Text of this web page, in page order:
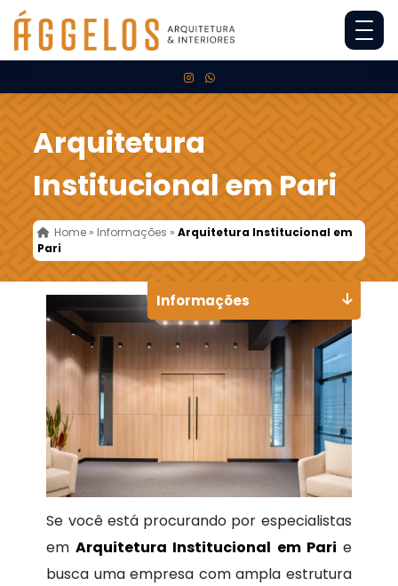
Arquitetura
Institucional em Pari
Home » Informações »Arquitetura Institucional em
Pari
Se você está procurando por especialistas
emArquitetura Institucional em Pari e
busca uma empresa com ampla estrutura
Informações